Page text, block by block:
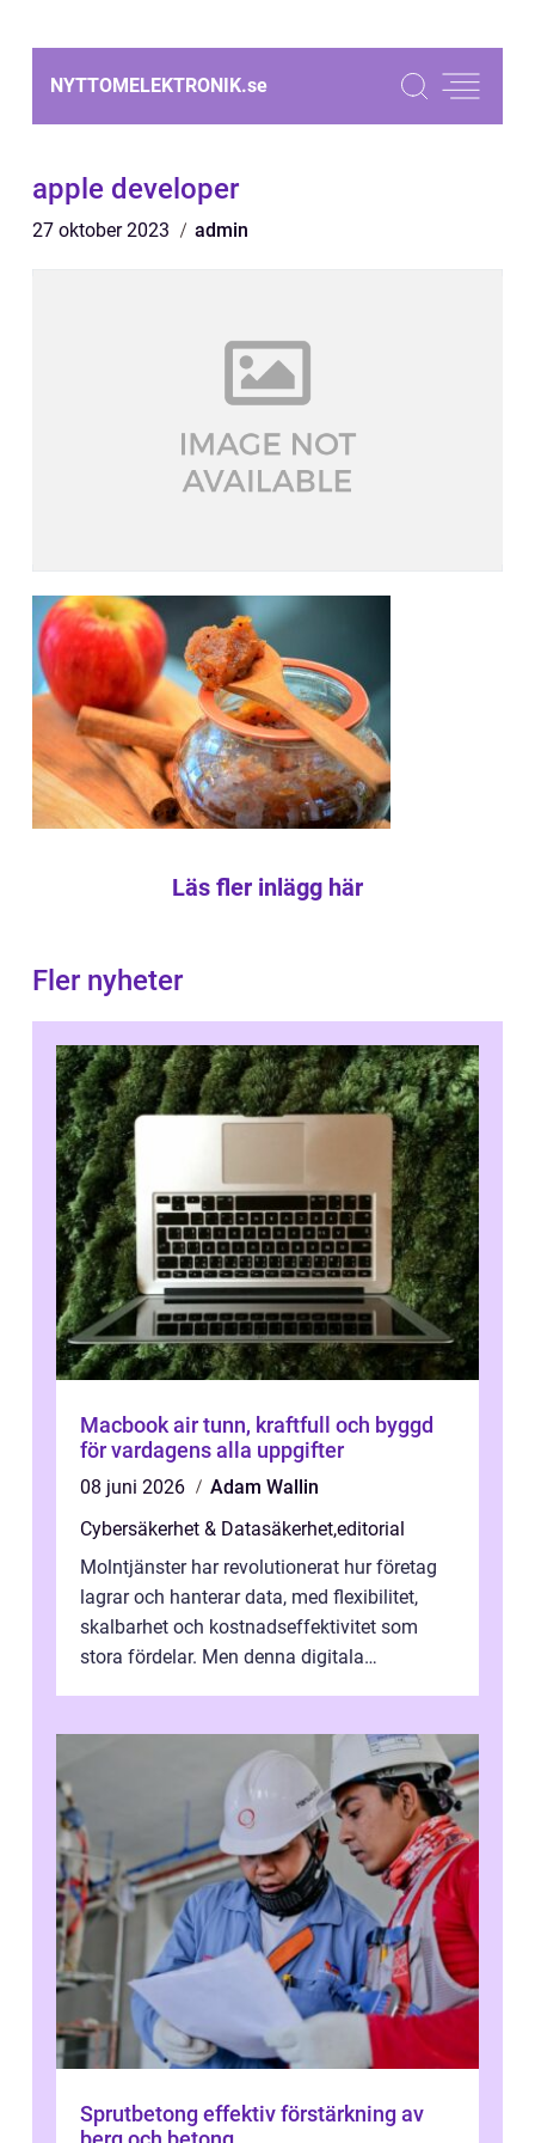
NYTTOMELEKTRONIK.se
apple developer
27 oktober 2023 admin
Läs fler inlägg här
Fler nyheter
Macbook air tunn, kraftfull och byggd
för vardagens alla uppgifter
08 juni 2026
Adam Wallin
Cybersäkerhet & Datasäkerhet,editorial
Molntjänster har revolutionerat hur företag
lagrar och hanterar data, med flexibilitet,
skalbarhet och kostnadseffektivitet som
stora fördelar. Men denna digitala
Sprutbetong effektiv förstärkning av